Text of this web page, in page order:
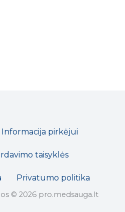
Informacija pirkėjui
taisyklės
Privatumo politika
© 2026 pro.medsauga.lt